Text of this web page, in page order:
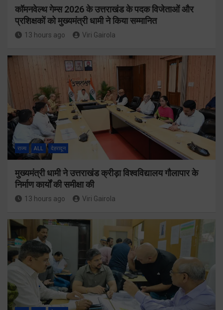
कॉमनवेल्थ गेम्स 2026 के उत्तराखंड के पदक विजेताओं और
प्रशिक्षकों को मुख्यमंत्री धामी ने किया सम्मानित
13 hours ago Viri Gairola
राज्य ALL देहरादून
मुख्यमंत्री धामी ने उत्तराखंड क्रीड़ा विश्वविद्यालय गौलापार के
निर्माण कार्यों की समीक्षा की
13 hours ago Viri Gairola